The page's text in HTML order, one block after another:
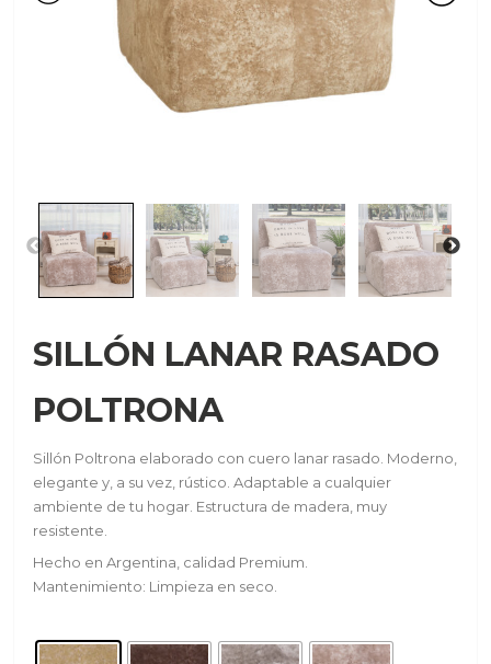
SILLÓN LANAR RASADO
POLTRONA
Sillón Poltrona elaborado con cuero lanar rasado. Moderno,
elegante y, a su vez, rústico. Adaptable a cualquier
ambiente de tu hogar. Estructura de madera, muy
resistente.
Hecho en Argentina, calidad Premium.
Mantenimiento: Limpieza en seco.